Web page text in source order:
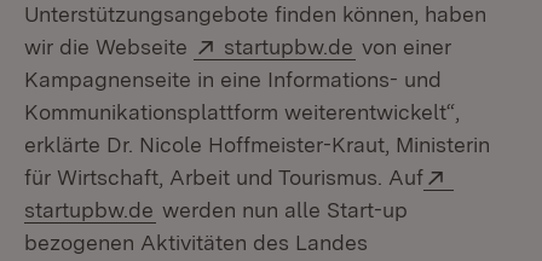
Unterstützungsangebote finden können, haben
wir die Webseite
Extern:
startupbw.de (Öffnet in neuem
von einer
Kampagnenseite in eine Informations- und
Kommunikationsplattform weiterentwickelt“,
erklärte Dr. Nicole Hoffmeister-Kraut, Ministerin
für Wirtschaft, Arbeit und Tourismus. Auf
startupbw.de (Öffnet in neuem Fenster)
werden nun alle Start-up
bezogenen Aktivitäten des Landes